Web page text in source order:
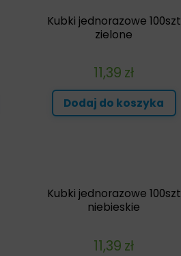
Kubki jednorazowe 100szt
zielone
11,39 zł
Dodaj do koszyka
Kubki jednorazowe 100szt
niebieskie
11,39 zł